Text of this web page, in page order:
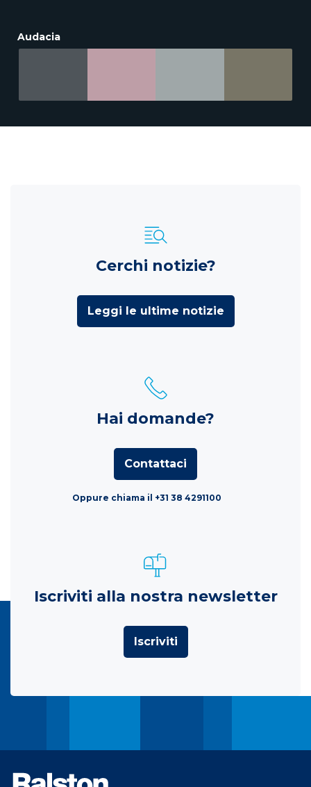
Audacia
Cerchi notizie?
Leggi le ultime notizie
Hai domande?
Contattaci
Oppure chiama il +31 38 4291100
Iscriviti alla nostra newsletter
Iscriviti